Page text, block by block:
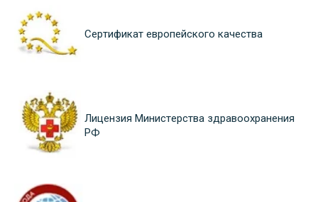
Сертификат европейского качества
Лицензия Министерства здравоохранения
РФ